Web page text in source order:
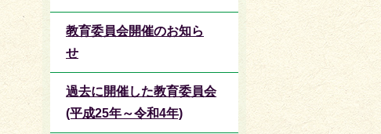
教育委員会開催のお知ら
せ
過去に開催した教育委員会
(平成25年～令和4年)